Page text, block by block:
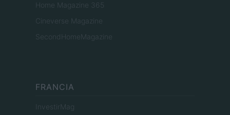
Home Magazine 365
Cineverse Magazine
SecondHomeMagazine
FRANCIA
InvestirMag